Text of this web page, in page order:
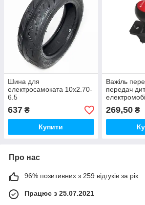
Шина для
електросамоката 10х2.70-
6.5
637 ₴
Купити
Важіль
передач
на шурупах
269,50₴
Про нас
96% позитивних з 259 відгуків за рік
Працює з 25.07.2021